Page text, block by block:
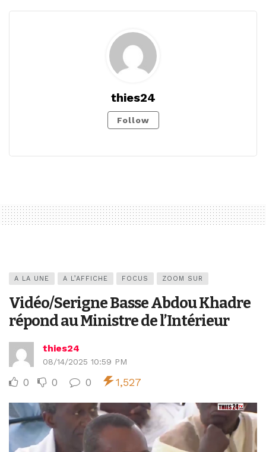
thies24
Follow
A LA UNE A L’AFFICHE FOCUS ZOOM SUR
Vidéo/Serigne Basse Abdou Khadre
répond au Ministre de l’Intérieur
thies24
08/14/2025 10:59 PM
0 0 0 1,527